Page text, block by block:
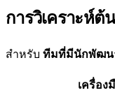
การวิเคราะห์ต้
สำหรับ ทีมที่มีนักพัฒน
เครื่อง